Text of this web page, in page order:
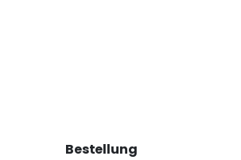
Bestellung